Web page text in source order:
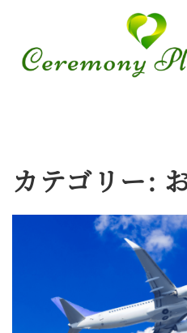
カテゴリー: